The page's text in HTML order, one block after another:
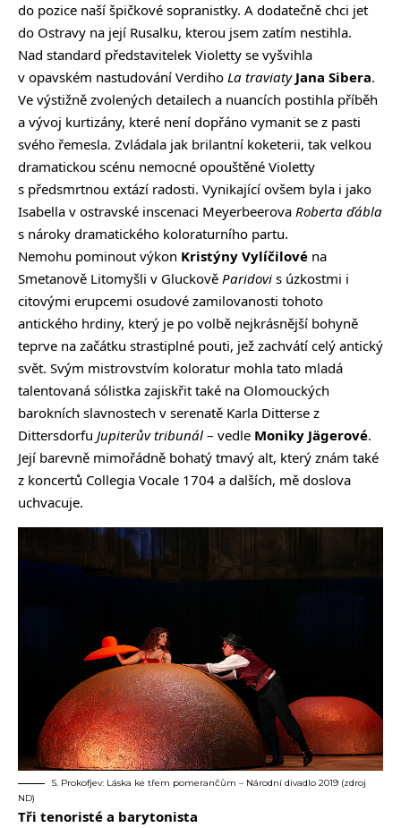
do pozice naší špičkové sopranistky. A dodatečně chci jet
do Ostravy na její Rusalku, kterou jsem zatím nestihla.
Nad standard představitelek Violetty se vyšvihla
v opavském nastudování Verdiho La traviaty Jana Sibera.
Ve výstižně zvolených detailech a nuancích postihla příběh
a vývoj kurtizány, které není dopřáno vymanit se z pasti
svého řemesla. Zvládala jak brilantní koketerii, tak velkou
dramatickou scénu nemocné opouštěné Violetty
s předsmrtnou extází radosti. Vynikající ovšem byla i jako
Isabella v ostravské inscenaci Meyerbeerova Roberta ďábla
s nároky dramatického koloraturního partu.
Nemohu pominout výkon Kristýny Vylíčilové na
Smetanově Litomyšli v Gluckově Paridovi s úzkostmi i
citovými erupcemi osudové zamilovanosti tohoto
antického hrdiny, který je po volbě nejkrásnější bohyně
teprve na začátku strastiplné pouti, jež zachvátí celý antický
svět. Svým mistrovstvím koloratur mohla tato mladá
talentovaná sólistka zajiskřit také na Olomouckých
barokních slavnostech v serenatě Karla Ditterse z
Dittersdorfu Jupiterův tribunál – vedle Moniky Jägerové.
Její barevně mimořádně bohatý tmavý alt, který znám také
z koncertů Collegia Vocale 1704 a dalších, mě doslova
uchvacuje.
S. Prokofjev: Láska ke třem pomerančům – Národní divadlo 2019 (zdroj
ND)
Tři tenoristé a barytonista